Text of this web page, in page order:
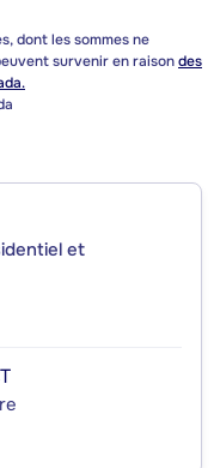
dont les sommes ne
survenir en raisondes
et